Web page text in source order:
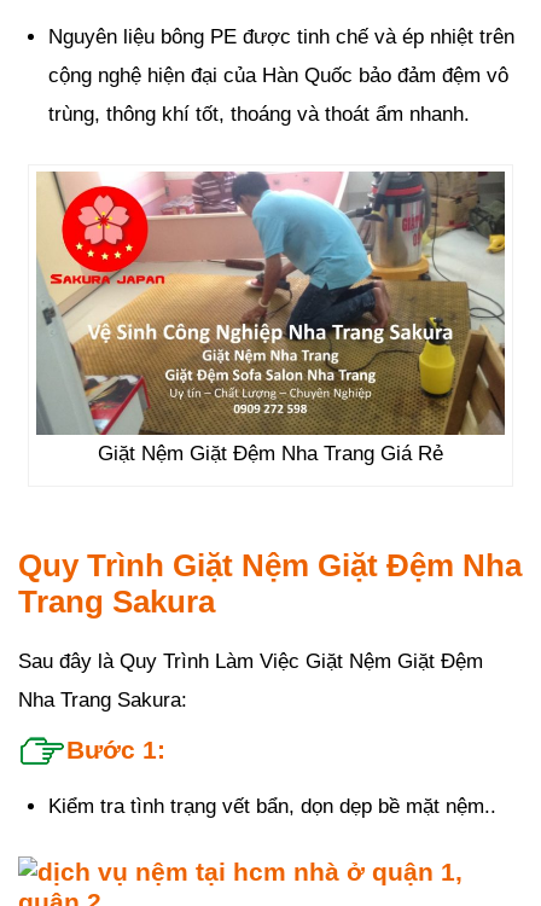
Nguyên liệu bông PE được tinh chế và ép nhiệt trên
cộng nghệ hiện đại của Hàn Quốc bảo đảm đệm vô
trùng, thông khí tốt, thoáng và thoát ẩm nhanh.
Giặt Nệm Giặt Đệm Nha Trang Giá Rẻ
Quy Trình Giặt Nệm Giặt Đệm Nha
Trang Sakura
Sau đây là Quy Trình Làm Việc Giặt Nệm Giặt Đệm
Nha Trang Sakura:
Bước 1:
Kiểm tra tình trạng vết bẩn, dọn dẹp bề mặt nệm..